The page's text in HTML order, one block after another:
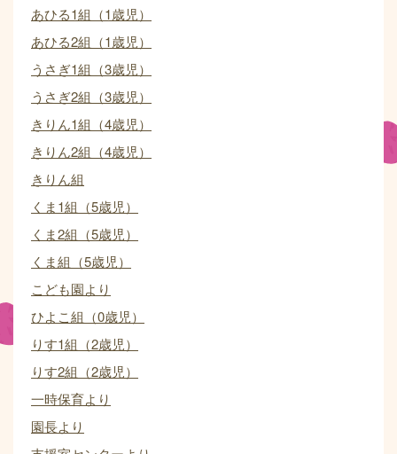
あひる1組（1歳児）
あひる2組（1歳児）
うさぎ1組（3歳児）
うさぎ2組（3歳児）
きりん1組（4歳児）
きりん2組（4歳児）
きりん組
くま1組（5歳児）
くま2組（5歳児）
くま組（5歳児）
こども園より
ひよこ組（0歳児）
りす1組（2歳児）
りす2組（2歳児）
一時保育より
園長より